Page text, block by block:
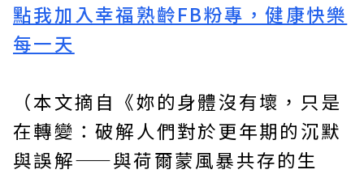
點我加入幸福熟齡FB粉專，健康快樂
每一天
（本文摘自《妳的身體沒有壞，只是
在轉變：破解人們對於更年期的沉默
與誤解——與荷爾蒙風暴共存的生